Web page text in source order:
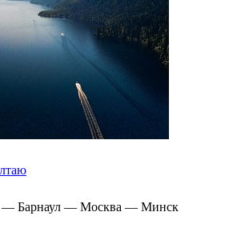
Барнаул — Москва — Минск